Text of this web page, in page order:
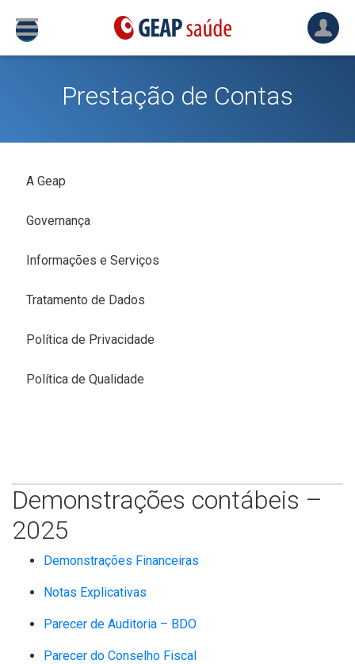
Prestação de Contas
A Geap
Governança
Informações e Serviços
Tratamento de Dados
Política de Privacidade
Política de Qualidade
Demonstrações contábeis –
2025
Demonstrações Financeiras
Notas Explicativas
Parecer de Auditoria – BDO
Parecer do Conselho Fiscal